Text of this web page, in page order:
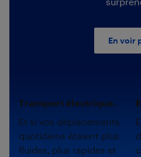
En voir
Transport électrique.
Et si vos déplacements
quotidiens étaient plus
fluides, plus rapides et